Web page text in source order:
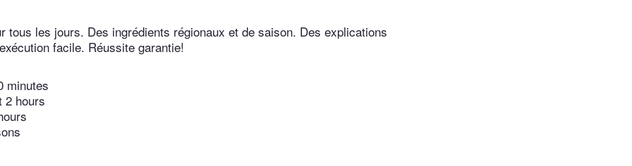
tous les jours. Des ingrédients régionaux et de saison. Des explications
facile. Réussite garantie!
minutes
2 hours